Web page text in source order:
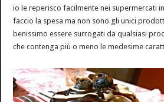
io le reperisco facilmente nei supermercati
faccio la spesa ma non sono gli unici
benissimo essere surrogati da qualsiasi
che contenga più o meno le medesime